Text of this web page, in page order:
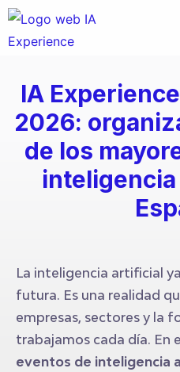
IA
2026:
de los
La inteligencia artificial
futura. Es una realidad
empresas, sectores y la
trabajamos cada día. En
eventos de inteligencia